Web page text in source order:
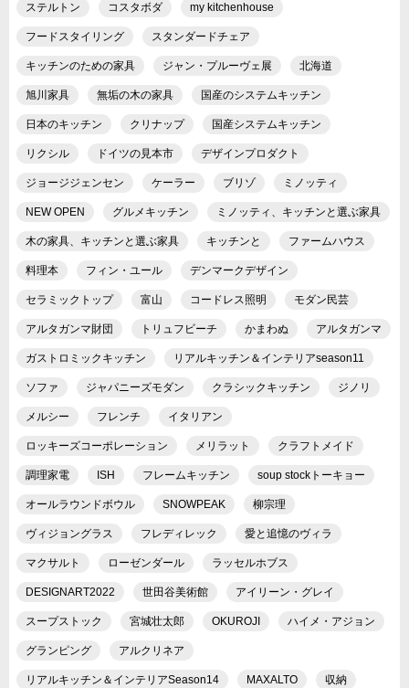
ステルトン コスタボダ my kitchenhouse
フードスタイリング スタンダードチェア
キッチンのための家具 ジャン・プルーヴェ展 北海道
旭川家具 無垢の木の家具 国産のシステムキッチン
日本のキッチン クリナップ 国産システムキッチン
リクシル ドイツの見本市 デザインプロダクト
ジョージジェンセン ケーラー ブリゾ ミノッティ
NEW OPEN グルメキッチン ミノッティ、キッチンと選ぶ家具
木の家具、キッチンと選ぶ家具 キッチンと ファームハウス
料理本 フィン・ユール デンマークデザイン
セラミックトップ 富山 コードレス照明 モダン民芸
アルタガンマ財団 トリュフビーチ かまわぬ アルタガンマ
ガストロミックキッチン リアルキッチン＆インテリアseason11
ソファ ジャパニーズモダン クラシックキッチン ジノリ
メルシー フレンチ イタリアン
ロッキーズコーポレーション メリラット クラフトメイド
調理家電 ISH フレームキッチン soup stockトーキョー
オールラウンドボウル SNOWPEAK 柳宗理
ヴィジョングラス フレディレック 愛と追憶のヴィラ
マクサルト ローゼンダール ラッセルホブス
DESIGNART2022 世田谷美術館 アイリーン・グレイ
スープストック 宮城壮太郎 OKUROJI ハイメ・アジョン
グランピング アルクリネア
リアルキッチン＆インテリアSeason14 MAXALTO 収納